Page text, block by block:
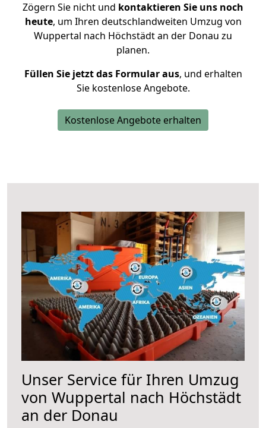
Zögern Sie nicht und kontaktieren Sie uns noch
heute, um Ihren deutschlandweiten Umzug von
Wuppertal nach Höchstädt an der Donau zu
planen.
Füllen Sie jetzt das Formular aus, und erhalten
Sie kostenlose Angebote.
Kostenlose Angebote erhalten
Unser Service für Ihren Umzug
von Wuppertal nach Höchstädt
an der Donau